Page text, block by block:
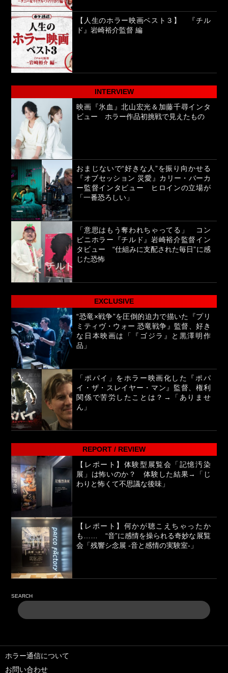
【人生のホラー映画ベスト３】 『チル
ド』岩崎裕介監督 編
INTERVIEW
映画『氷血』北山宏光＆加藤千尋インタ
ビュー ホラー作品初挑戦で見えたもの
おまじないで“好きな人”を振り向かせる
『オブセッション 災愛』カリー・バーカ
ー監督インタビュー ヒロインの立場が
「一番恐ろしい」
「意思はもう奪われちゃってる」 コン
ビニホラー『チルド』岩崎裕介監督イン
タビュー “仕組みに支配された毎日”に感
じた恐怖
EXCLUSIVE
“恐竜×戦争”を圧倒的迫力で描いた『プリ
ミティヴ・ウォー 恐竜戦争』監督、好き
な日本映画は「『ゴジラ』と黒澤明作
品」
「ポパイ」をホラー映画化した『ポパ
イ・ザ・スレイヤー・マン』監督、権利
関係で苦労したことは？→「ありませ
ん」
REPORT / REVIEW
【レポート】体験型展覧会「記憶汚染
展」は怖いのか？ 体験した結果→「じ
わりと怖くて不思議な後味」
【レポート】何かが聴こえちゃったか
も…… “音”に感情を操られる奇妙な展覧
会「残響シ念展 -⾳と感情の実験室-」
SEARCH
ホラー通信について
お問い合わせ